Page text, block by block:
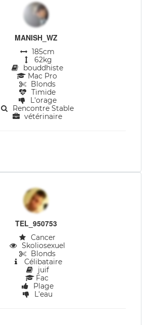
MANISH_WZ
185cm
62kg
bouddhiste
Mac Pro
Blonds
Timide
L'orage
Rencontre Stable
vétérinaire
TEL_950753
Cancer
Skoliosexuel
Blonds
Célibataire
juif
Fac
Plage
L'eau